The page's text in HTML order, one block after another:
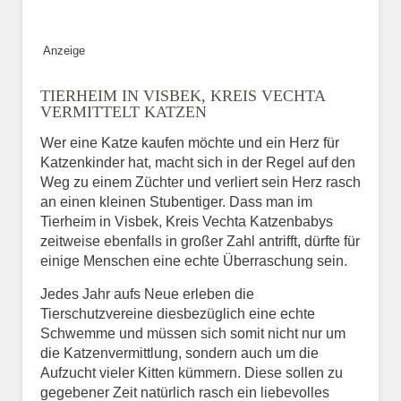
Keine Datei ausgewählt
Vermisst seit
Ort des Verschwindens
Anzeige
TIERHEIM IN VISBEK, KREIS VECHTA
VERMITTELT KATZEN
Wer eine Katze kaufen möchte und ein Herz für
Katzenkinder hat, macht sich in der Regel auf den
Weg zu einem Züchter und verliert sein Herz rasch
an einen kleinen Stubentiger. Dass man im
Tierheim in Visbek, Kreis Vechta Katzenbabys
zeitweise ebenfalls in großer Zahl antrifft, dürfte für
einige Menschen eine echte Überraschung sein.
Jedes Jahr aufs Neue erleben die
Tierschutzvereine diesbezüglich eine echte
Schwemme und müssen sich somit nicht nur um
die Katzenvermittlung, sondern auch um die
Aufzucht vieler Kitten kümmern. Diese sollen zu
gegebener Zeit natürlich rasch ein liebevolles